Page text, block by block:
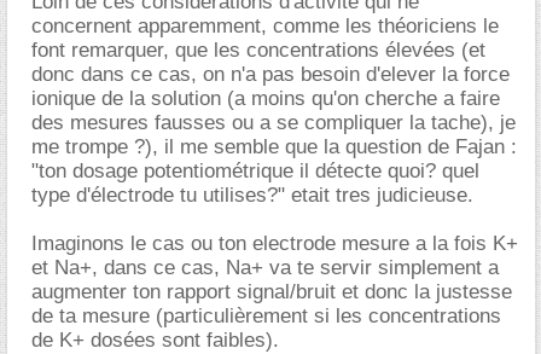
concernent apparemment, comme les théoriciens le
font remarquer, que les concentrations élevées (et
donc dans ce cas, on n'a pas besoin d'elever la force
ionique de la solution (a moins qu'on cherche a faire
des mesures fausses ou a se compliquer la tache), je
me trompe ?), il me semble que la question de Fajan :
"ton dosage potentiométrique il détecte quoi? quel
type d'électrode tu utilises?" etait tres judicieuse.
Imaginons le cas ou ton electrode mesure a la fois K+
et Na+, dans ce cas, Na+ va te servir simplement a
augmenter ton rapport signal/bruit et donc la justesse
de ta mesure (particulièrement si les concentrations
de K+ dosées sont faibles).